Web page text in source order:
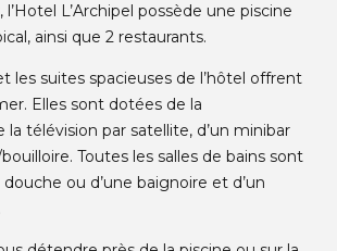
L’Archipel possède une piscine
ainsi que 2 restaurants.
les suites spacieuses de l’hôtel offrent
Elles sont dotées de la
la télévision par satellite, d’un minibar
Toutes les salles de bains sont
ou d’une baignoire et d’un